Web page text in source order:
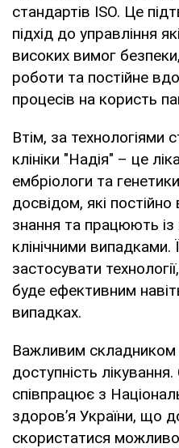
стандартів ISO. Це
підхід до управління
високих вимог
роботи та постійне
процесів на користь
Втім, за
клініки "Надія" – це
ембріологи та
досвідом, які
знання та працюють
клінічними
застосувати
буде ефективним
випадках.
Важливим складником
доступність
співпрацює з
здоров’я України, що
скористатися